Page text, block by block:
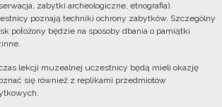
zabytki archeologiczne, etnografia).
poznają techniki ochrony zabytków. Szczególny
położony będzie na sposoby dbania o pamiątki
lekcji muzealnej uczestnicy będą mieli okazję
się również z replikami przedmiotów